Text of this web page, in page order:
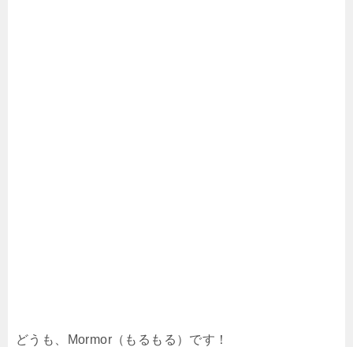
どうも、Mormor（もるもる）です！